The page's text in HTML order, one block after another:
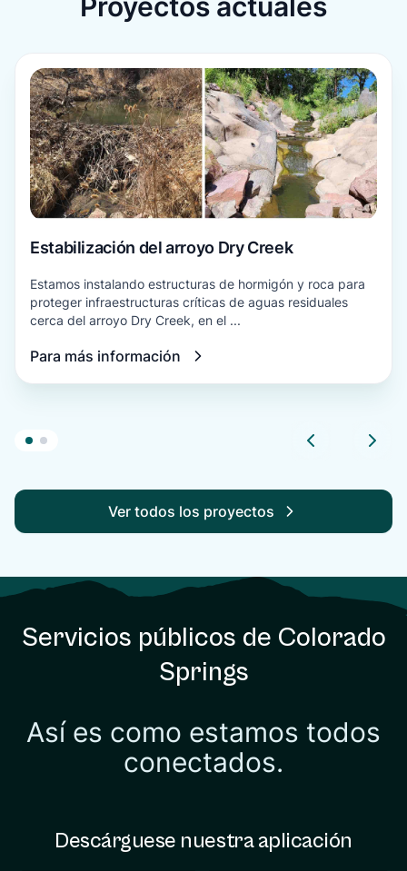
Estabilización del arroyo Dry Creek
Estamos instalando estructuras de hormigón y roca para
proteger infraestructuras críticas de aguas residuales
cerca del arroyo Dry Creek, en el ...
Para más información
Para más información
Ver todos los proyectos
Servicios públicos de Colorado
Springs
Así es como estamos todos
conectados.
Descárguese nuestra aplicación